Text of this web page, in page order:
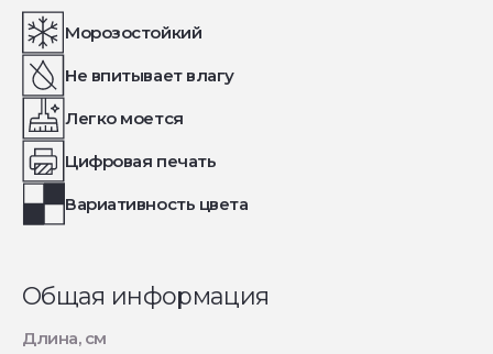
Морозостойкий
Не впитывает влагу
Легко моется
Цифровая печать
Вариативность цвета
Общая информация
Длина, см